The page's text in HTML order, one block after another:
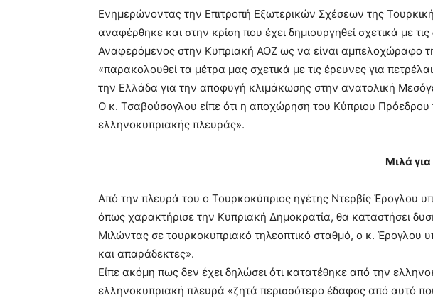
Ενημερώνοντας την Επιτροπή Εξωτερικών Σχέσεων της
αναφέρθηκε και στην κρίση που έχει δημιουργηθεί σχετικά με
Αναφερόμενος στην Κυπριακή ΑΟΖ ως να είναι αμπελοχώραφο
«παρακολουθεί τα μέτρα μας σχετικά με τις έρευνες για
την Ελλάδα για την αποφυγή κλιμάκωσης στην ανατολική
Ο κ. Τσαβούσογλου είπε ότι η αποχώρηση του Κύπριου Πρόεδρου
ελληνοκυπριακής πλευράς».
Μιλά
Από την πλευρά του ο Τουρκοκύπριος ηγέτης Ντερβίς Έρογλου
όπως χαρακτήρισε την Κυπριακή Δημοκρατία, θα καταστήσει
Μιλώντας σε τουρκοκυπριακό τηλεοπτικό σταθμό, ο κ. Έρογλου
και απαράδεκτες».
Είπε ακόμη πως δεν έχει δηλώσει ότι κατατέθηκε από την
ελληνοκυπριακή πλευρά «ζητά περισσότερο έδαφος από αυτό